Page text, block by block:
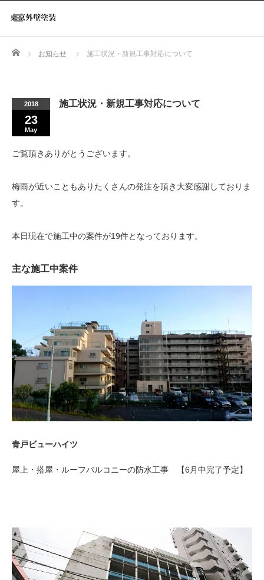
Home お知らせ 施工状況・新規工事対応について
2018
23
May
施工状況・新規工事対応について
ご覧頂きありがとうございます。
梅雨が近いこともありたくさんの発注を頂き大変感謝しておりま
す。
本日現在で施工中の案件が19件となっております。
主な施工中案件
青戸ビューハイツ
屋上・搭屋・ルーフバルコニーの防水工事 【6月中完了予定】